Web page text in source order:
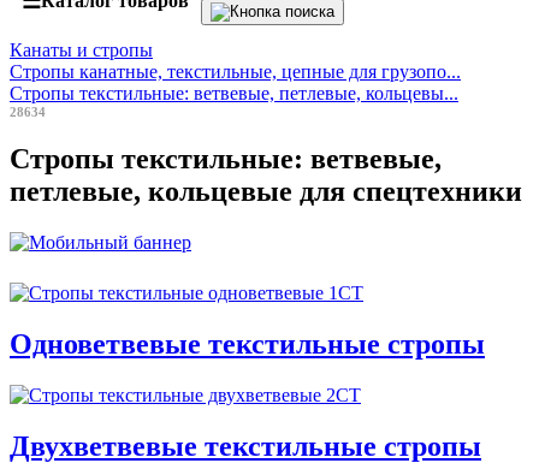
Канаты и стропы
Стропы канатные, текстильные, цепные для грузопо...
Стропы текстильные: ветвевые, петлевые, кольцевы...
28634
Стропы текстильные: ветвевые,
петлевые, кольцевые для спецтехники
Одноветвевые текстильные стропы
Двухветвевые текстильные стропы